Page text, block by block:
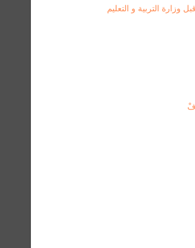
التربية و التعليم
فْ